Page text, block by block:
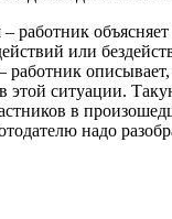
– работник
или
работник
этой ситуации.
в
надо